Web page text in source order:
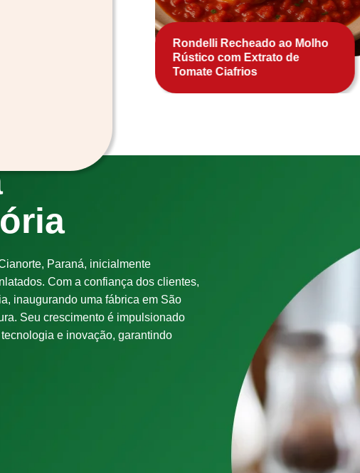
Rondelli Recheado ao Molho
Rústico com Extrato de
Tomate Ciafrios
Paraná, inicialmente
Com a confiança dos clientes,
inaugurando uma fábrica em São
Seu crescimento é impulsionado
e inovação, garantindo